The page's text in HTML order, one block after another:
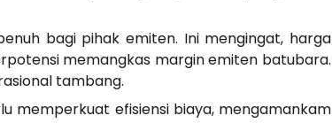
bagi pihak emiten. Ini mengingat, harga
memangkas margin emiten batubara.
tambang.
memperkuat efisiensi biaya, mengamankam